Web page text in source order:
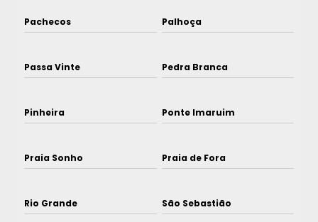
Pachecos Palhoça
Passa Vinte Pedra Branca
Pinheira Ponte Imaruim
Praia Sonho Praia de Fora
Rio Grande São Sebastião